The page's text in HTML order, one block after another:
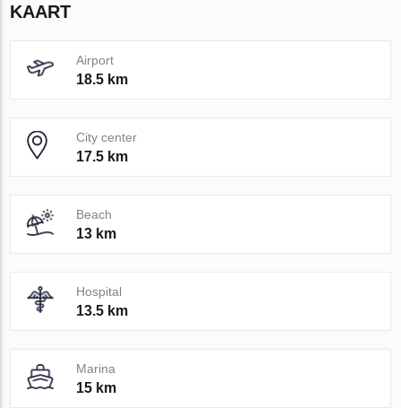
KAART
Airport
18.5 km
City center
17.5 km
Beach
13 km
Hospital
13.5 km
Marina
15 km